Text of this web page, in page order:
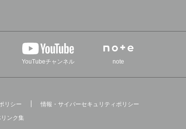
YouTubeチャンネル note
リシー
情報・サイバーセキュリティポリシー
ンク集